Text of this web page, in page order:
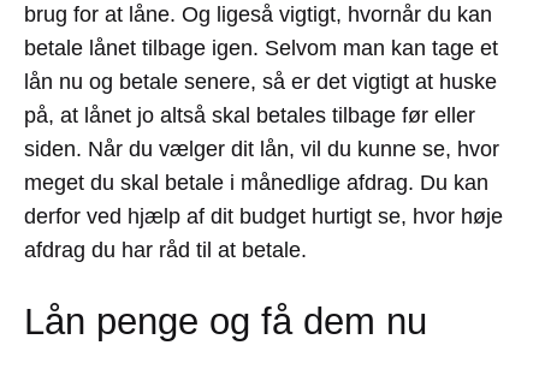
brug for at låne. Og ligeså vigtigt, hvornår du kan
betale lånet tilbage igen. Selvom man kan tage et
lån nu og betale senere, så er det vigtigt at huske
på, at lånet jo altså skal betales tilbage før eller
siden. Når du vælger dit lån, vil du kunne se, hvor
meget du skal betale i månedlige afdrag. Du kan
derfor ved hjælp af dit budget hurtigt se, hvor høje
afdrag du har råd til at betale.
Lån penge og få dem nu